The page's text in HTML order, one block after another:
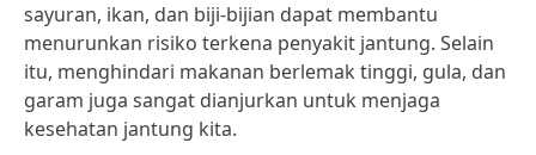
sayuran, ikan, dan biji-bijian dapat membantu
menurunkan risiko terkena penyakit jantung. Selain
itu, menghindari makanan berlemak tinggi, gula, dan
garam juga sangat dianjurkan untuk menjaga
kesehatan jantung kita.